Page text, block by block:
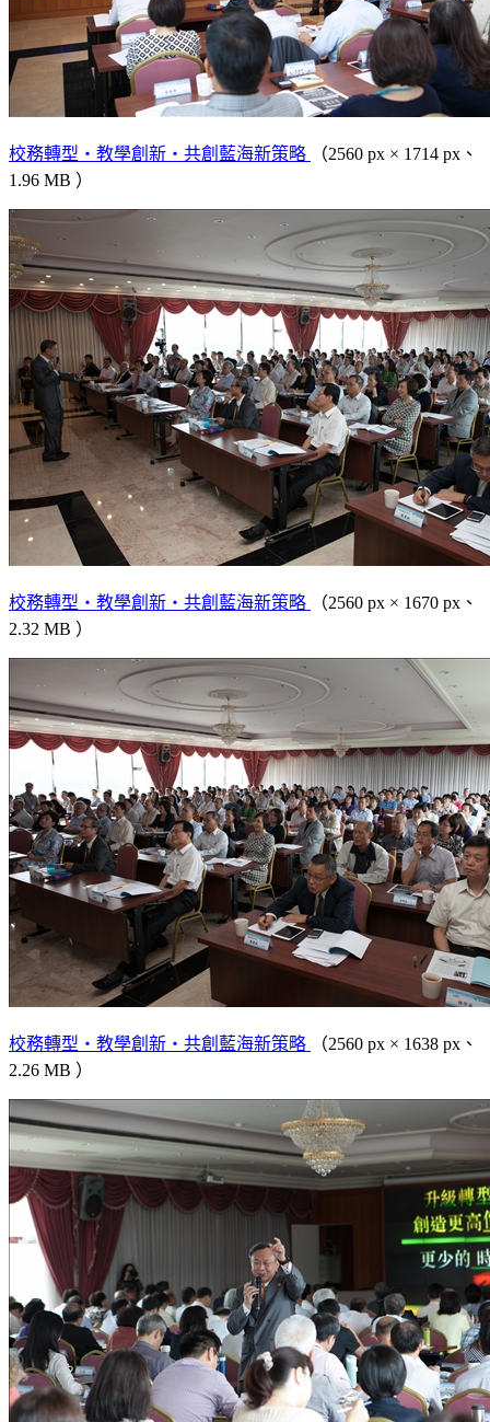
校務轉型‧教學創新‧共創藍海新策略
（2560 px × 1714 px、
1.96 MB ）
校務轉型‧教學創新‧共創藍海新策略
（2560 px × 1670 px、
2.32 MB ）
校務轉型‧教學創新‧共創藍海新策略
（2560 px × 1638 px、
2.26 MB ）